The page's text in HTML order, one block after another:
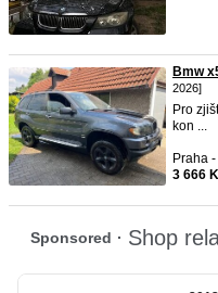
Bmw
2026]
Pro
kon ...
Praha
3 666